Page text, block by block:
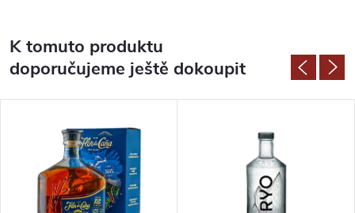
K tomuto produktu
doporučujeme ještě dokoupit